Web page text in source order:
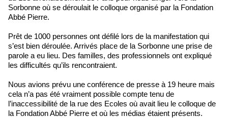
Sorbonne où se déroulait le colloque organisé par la Fondation
Abbé Pierre.
Prêt de 1000 personnes ont défilé lors de la manifestation qui
s’est bien déroulée. Arrivés place de la Sorbonne une prise de
parole a eu lieu. Des familles, des professionnels ont expliqué
les difficultés qu’ils rencontraient.
Nous avions prévu une conférence de presse à 19 heure mais
cela n’a pas été vraiment possible compte tenu de
l’inaccessibilité de la rue des Ecoles où avait lieu le colloque de
la Fondation Abbé Pierre et où les médias étaient présents.